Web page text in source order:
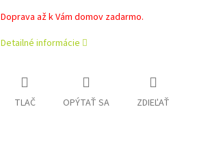
Doprava až k Vám domov zadarmo.
Detailné informácie
TLAČ OPÝTAŤ SA ZDIEĽAŤ